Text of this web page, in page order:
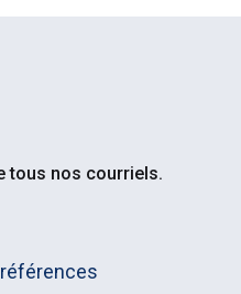
tous nos courriels.